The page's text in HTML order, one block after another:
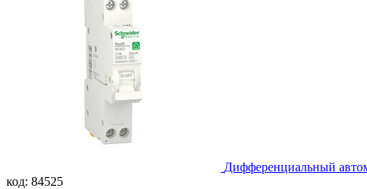
Дифференциальный
код: 84525